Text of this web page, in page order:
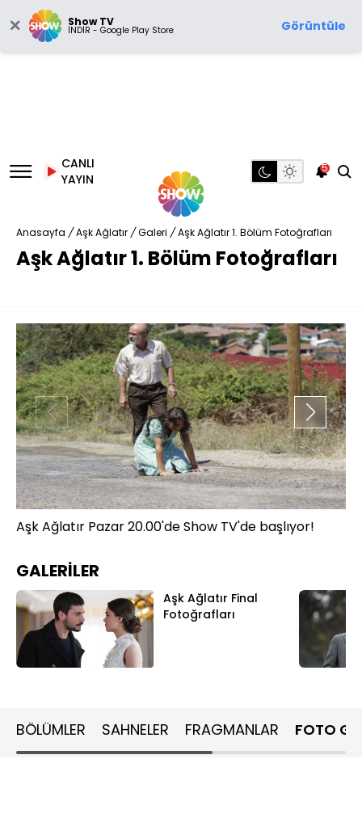
Show TV
İNDİR - Google Play Store Görüntüle
CANLI
YAYIN
5
Anasayfa / Aşk Ağlatır / Galeri / Aşk Ağlatır 1. Bölüm Fotoğrafları
Aşk Ağlatır 1. Bölüm Fotoğrafları
Aşk Ağlatır Pazar 20.00'de Show TV'de başlıyor!
GALERİLER
Aşk Ağlatır Final
Fotoğrafları
BÖLÜMLER SAHNELER FRAGMANLAR FOTO